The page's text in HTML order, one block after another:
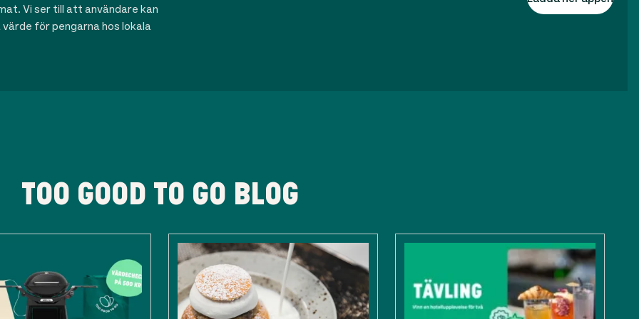
Vi ser till att användare kan
för pengarna hos lokala
TOO GOOD TO GO BLOG